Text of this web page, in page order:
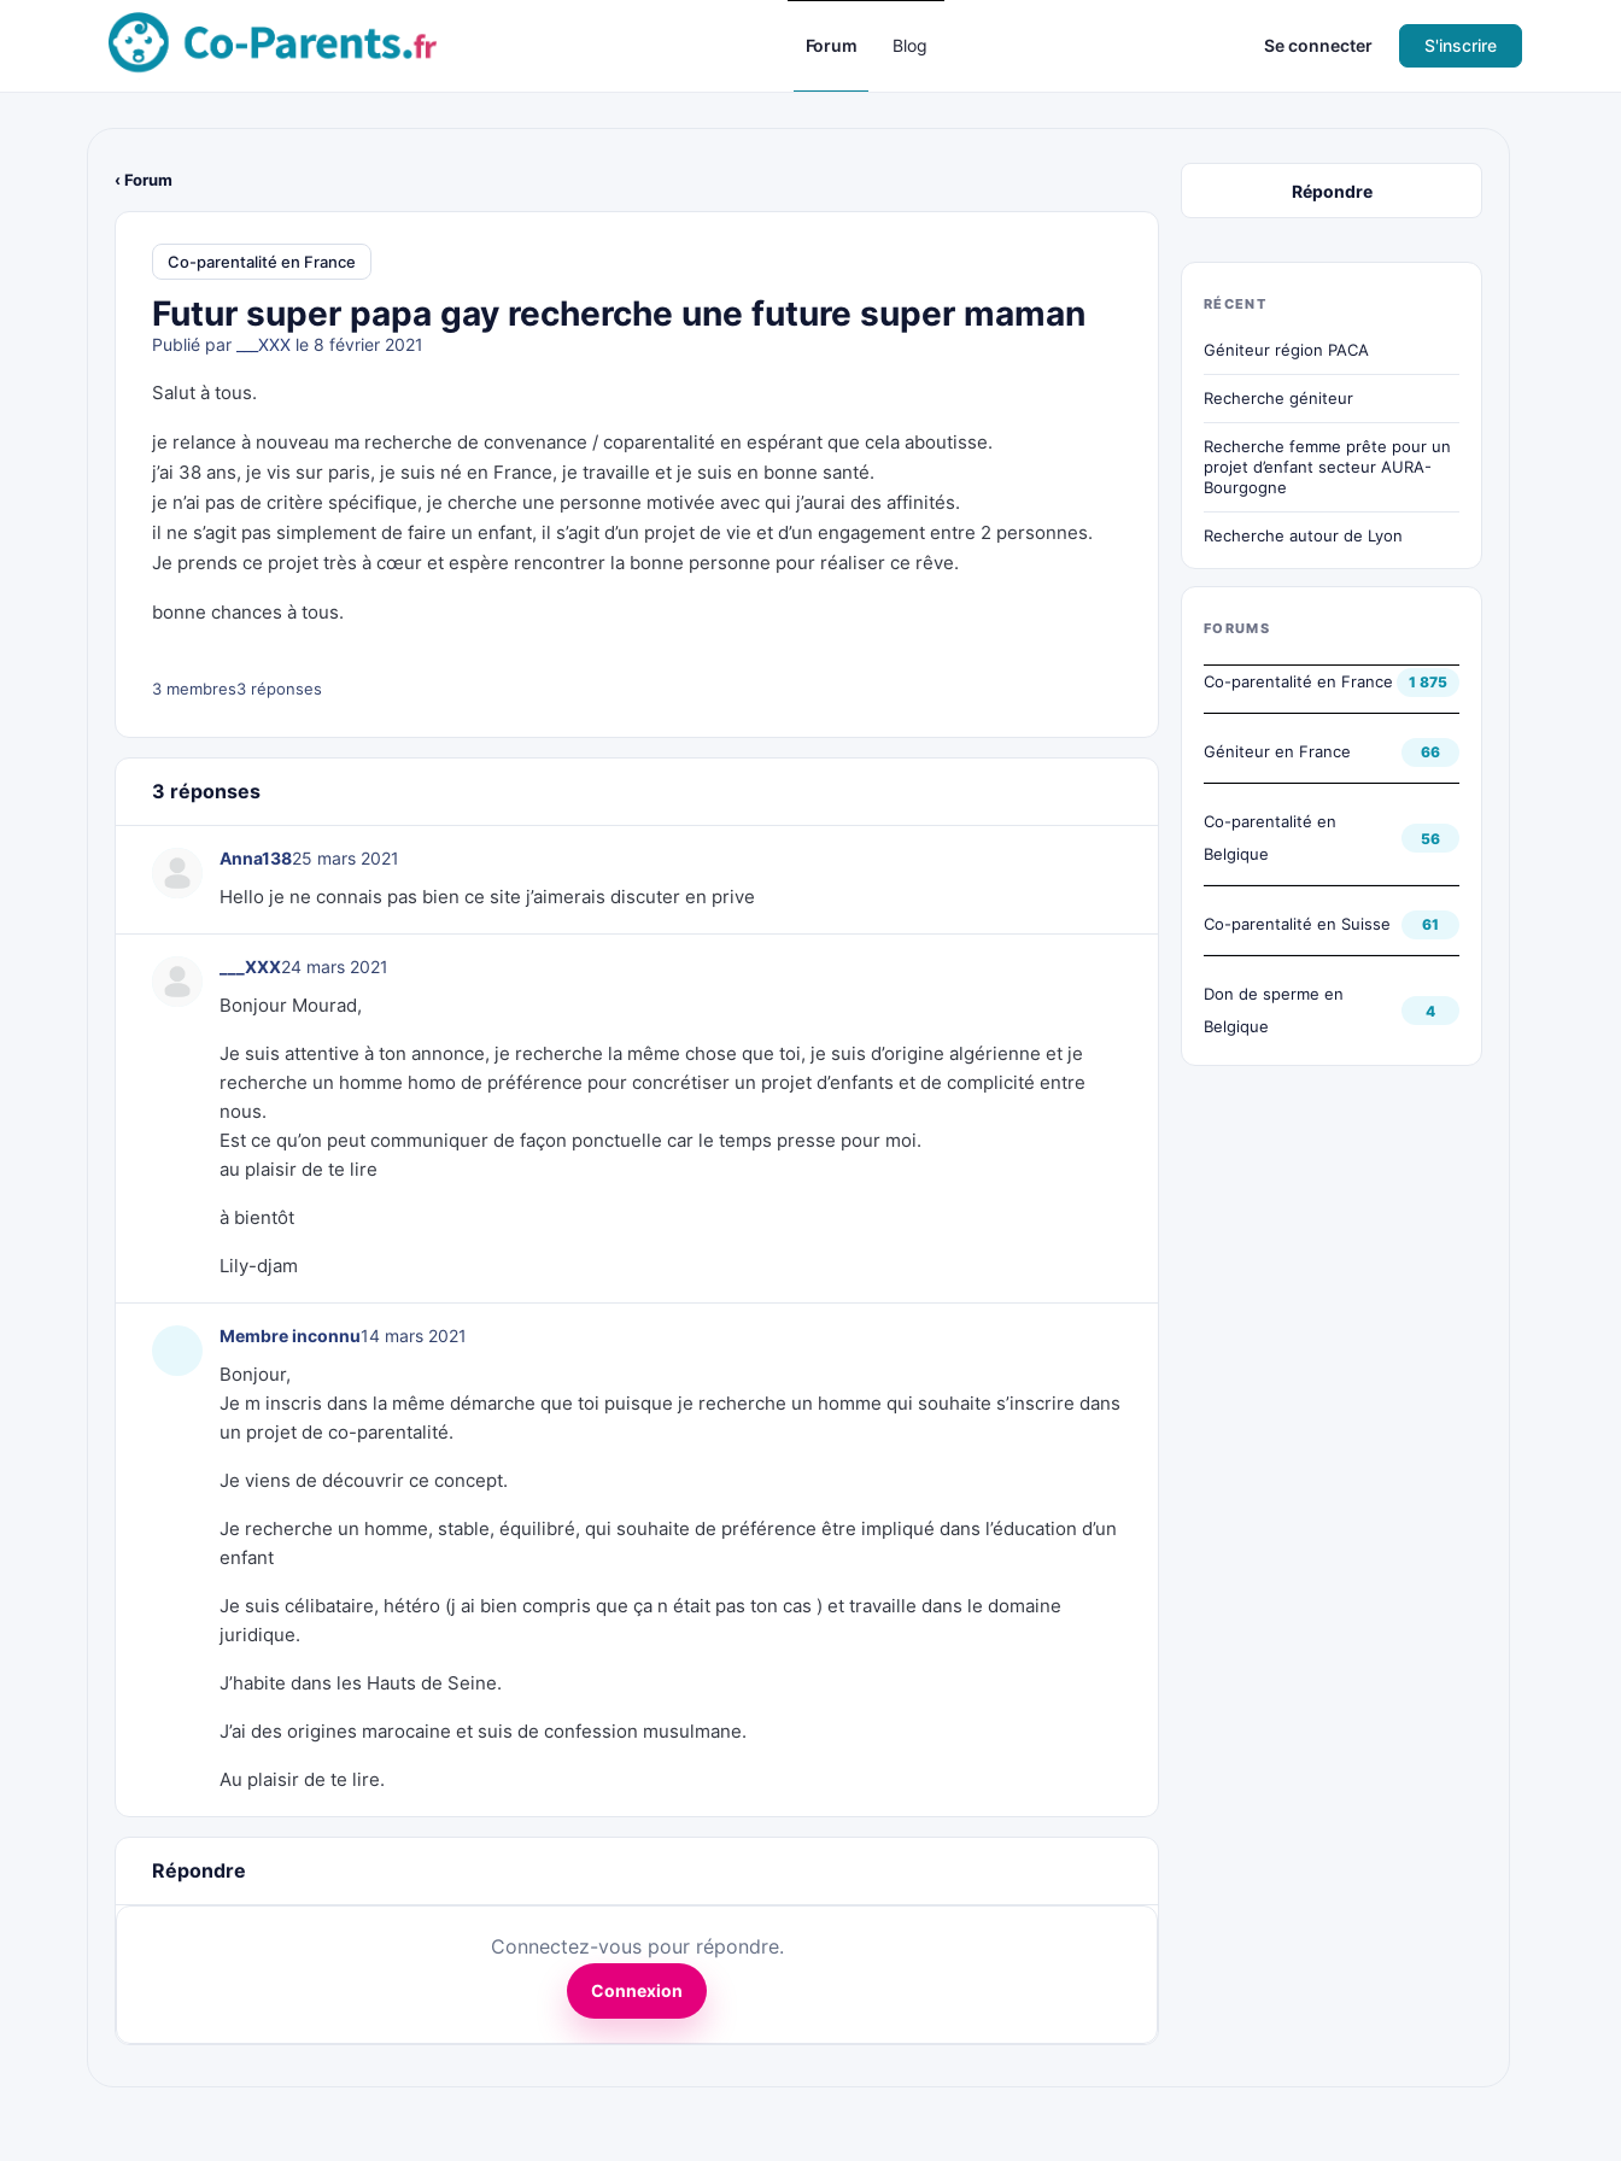
Forum Blog Se connecter S'inscrire
‹ Forum
Co-parentalité en France
Futur super papa gay recherche une future super maman
Publié par ___XXX le 8 février 2021
Salut à tous.
je relance à nouveau ma recherche de convenance / coparentalité en espérant que cela aboutisse.
j’ai 38 ans, je vis sur paris, je suis né en France, je travaille et je suis en bonne santé.
je n’ai pas de critère spécifique, je cherche une personne motivée avec qui j’aurai des affinités.
il ne s’agit pas simplement de faire un enfant, il s’agit d’un projet de vie et d’un engagement entre 2 personnes.
Je prends ce projet très à cœur et espère rencontrer la bonne personne pour réaliser ce rêve.
bonne chances à tous.
3 membres3 réponses
3 réponses
Anna13825 mars 2021
Hello je ne connais pas bien ce site j’aimerais discuter en prive
___XXX24 mars 2021
Bonjour Mourad,
Je suis attentive à ton annonce, je recherche la même chose que toi, je suis d’origine algérienne et je
recherche un homme homo de préférence pour concrétiser un projet d’enfants et de complicité entre
nous.
Est ce qu’on peut communiquer de façon ponctuelle car le temps presse pour moi.
au plaisir de te lire
à bientôt
Lily-djam
Membre inconnu14 mars 2021
Bonjour,
Je m inscris dans la même démarche que toi puisque je recherche un homme qui souhaite s’inscrire dans
un projet de co-parentalité.
Je viens de découvrir ce concept.
Je recherche un homme, stable, équilibré, qui souhaite de préférence être impliqué dans l’éducation d’un
enfant
Je suis célibataire, hétéro (j ai bien compris que ça n était pas ton cas ) et travaille dans le domaine
juridique.
J’habite dans les Hauts de Seine.
J’ai des origines marocaine et suis de confession musulmane.
Au plaisir de te lire.
Répondre
Connectez-vous pour répondre.
Connexion
Répondre
RÉCENT
Géniteur région PACA
Recherche géniteur
Recherche femme prête pour un
projet d’enfant secteur AURA-
Bourgogne
Recherche autour de Lyon
FORUMS
Co-parentalité en France 1 875
Géniteur en France 66
Co-parentalité en
Belgique
56
Co-parentalité en Suisse 61
Don de sperme en
Belgique
4